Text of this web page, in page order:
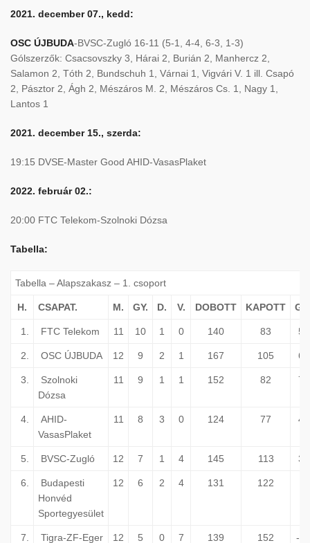
2021. december 07., kedd:
OSC ÚJBUDA-BVSC-Zugló 16-11 (5-1, 4-4, 6-3, 1-3)
Gólszerzők: Csacsovszky 3, Hárai 2, Burián 2, Manhercz 2,
Salamon 2, Tóth 2, Bundschuh 1, Várnai 1, Vigvári V. 1 ill. Csapó
2, Pásztor 2, Ágh 2, Mészáros M. 2, Mészáros Cs. 1, Nagy 1,
Lantos 1
2021. december 15., szerda:
19:15 DVSE-Master Good AHID-VasasPlaket
2022. február 02.:
20:00 FTC Telekom-Szolnoki Dózsa
Tabella:
Tabella – Alapszakasz – 1. csoport
H. CSAPAT. M. GY. D. V. DOBOTT KAPOTT
1. FTC Telekom 11 10 1 0 140 83 57
2. OSC ÚJBUDA 12 9 2 1 167 105 62
3.
Szolnoki
Dózsa
11 9 1 1 152 82 70
4.
AHID-
VasasPlaket
11 8 3 0 124 77 47
5. BVSC-Zugló 12 7 1 4 145 113 32
6.
Budapesti
Honvéd
Sportegyesület
12 6 2 4 131 122
7. Tigra-ZF-Eger 12 5 0 7 139 152 -13